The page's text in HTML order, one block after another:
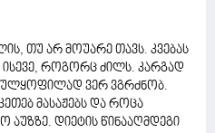
თუ არ მოუარე თავს. კვებას
ისევე, როგორც ძილს. კარგად
ვერ ვგრძნობ.
მასაჟებს და როცა
აუზზე. დიეტის წინააღმდეგი